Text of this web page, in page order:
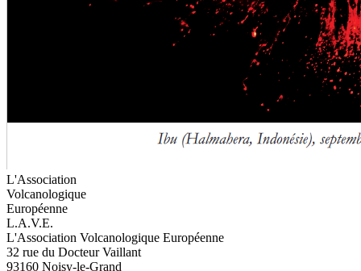
L'Association
Volcanologique
Européenne
L.A.V.E.
L'Association Volcanologique Européenne
32 rue du Docteur Vaillant
93160 Noisy-le-Grand